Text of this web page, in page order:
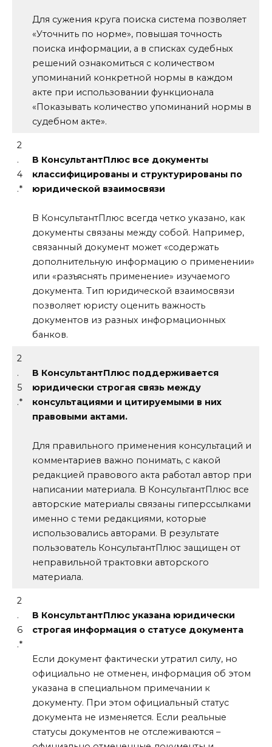
Для сужения круга поиска система позволяет
«Уточнить по норме», повышая точность
поиска информации, а в списках судебных
решений ознакомиться с количеством
упоминаний конкретной нормы в каждом
акте при использовании функционала
«Показывать количество упоминаний нормы в
судебном акте».
2
.
4
.*
В КонсультантПлюс все документы
классифицированы и структурированы по
юридической взаимосвязи
В КонсультантПлюс всегда четко указано, как
документы связаны между собой. Например,
связанный документ может «содержать
дополнительную информацию о применении»
или «разъяснять применение» изучаемого
документа. Тип юридической взаимосвязи
позволяет юристу оценить важность
документов из разных информационных
банков.
2
.
5
.*
В КонсультантПлюс поддерживается
юридически строгая связь между
консультациями и цитируемыми в них
правовыми актами.
Для правильного применения консультаций и
комментариев важно понимать, с какой
редакцией правового акта работал автор при
написании материала. В КонсультантПлюс все
авторские материалы связаны гиперссылками
именно с теми редакциями, которые
использовались авторами. В результате
пользователь КонсультантПлюс защищен от
неправильной трактовки авторского
материала.
2
.
6
.*
В КонсультантПлюс указана юридически
строгая информация о статусе документа
Если документ фактически утратил силу, но
официально не отменен, информация об этом
указана в специальном примечании к
документу. При этом официальный статус
документа не изменяется. Если реальные
статусы документов не отслеживаются –